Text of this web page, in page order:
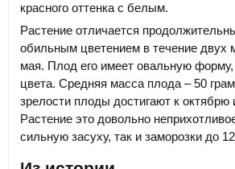
красного оттенка с белым.
Растение отличается
обильным цветением в течение двух
мая. Плод его имеет овальную форму,
цвета. Средняя масса плода – 50
зрелости плоды достигают к октябрю
Растение это довольно
сильную засуху, так и заморозки до